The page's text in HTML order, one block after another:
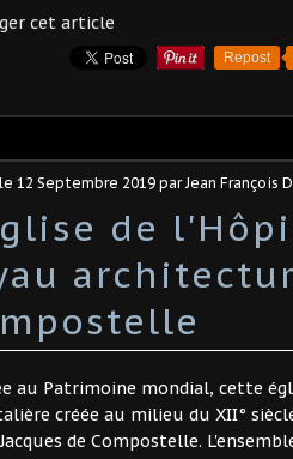
cet article
Repost
12 Septembre 2019 par Jean François
de
au Patrimoine mondial, cette
créée au milieu du XII°
de Compostelle.